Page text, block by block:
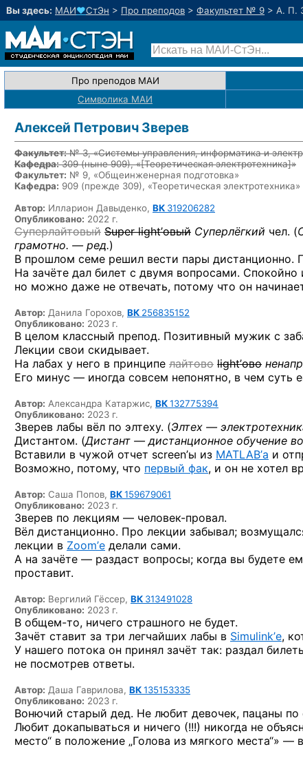
Вы здесь: МАИ♥СтЭн > Про преподов > Факультет № 9 > А. П.
Про преподов МАИ
Символика МАИ
Алексей Петрович Зверев
Факультет:№ 3, «Системы управления, информатика и
Кафедра:309(ныне 909), «[Теоретическая электротехника]»
Факультет: № 9, «Общеинженерная подготовка»
Кафедра: 909 (прежде 309), «Теоретическая электротехника»
Автор: Илларион Давыденко, ВК 319206282
Опубликовано: 2022 г.
Суперлайтовый Super light’овый Суперлёгкий чел. (
грамотно. — ред.)
В прошлом семе решил вести пары дистанционно.
На зачёте дал билет с двумя вопросами.
но можно даже не отвечать, потому что он
Автор: Данила Горохов, ВК 256835152
Опубликовано: 2023 г.
В целом классный препод. Позитивный мужик с
Лекции свои скидывает.
На лабах у него в принципе лайтово light’ово
Его минус — иногда совсем непонятно, в чем суть
Автор: Александра Катаржис, ВК132775394
Опубликовано: 2023 г.
Зверев лабы вёл по элтеху. (Элтех —
Дистантом. (Дистант — дистанционное обучение
Вставили в чужой отчет screen’ы из MATLAB’а и
Возможно, потому, что первый фак, и он не хотел
Автор: Саша Попов, ВК159679061
Опубликовано: 2023 г.
Зверев по лекциям — человек-провал.
Вёл дистанционно. Про лекции забывал;
лекции в Zoom’е делали сами.
А на зачёте — раздаст вопросы; когда вы будете
проставит.
Автор: Вергилий Гёссер, ВК 313491028
Опубликовано: 2023 г.
В общем-то, ничего страшного не будет.
Зачёт ставит за три легчайших лабы в Simulink’е,
У нашего потока он принял зачёт так: раздал
не посмотрев ответы.
Автор: Даша Гаврилова, ВК135153335
Опубликовано: 2023 г.
Вонючий старый дед. Не любит девочек, пацаны по
Любит докапываться и ничего (!!!) никогда не
место“ в положение „Голова из мягкого места“» —